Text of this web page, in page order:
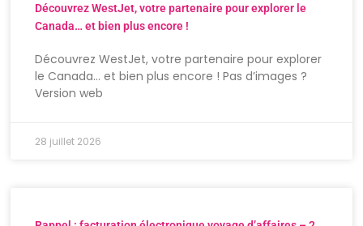
Découvrez WestJet, votre partenaire pour explorer le
Canada… et bien plus encore !
Découvrez WestJet, votre partenaire pour explorer
le Canada… et bien plus encore ! Pas d’images ?
Version web
28 juillet 2026